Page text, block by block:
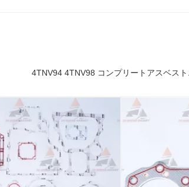
4TNV94 4TNV98 コンプリートアスベス